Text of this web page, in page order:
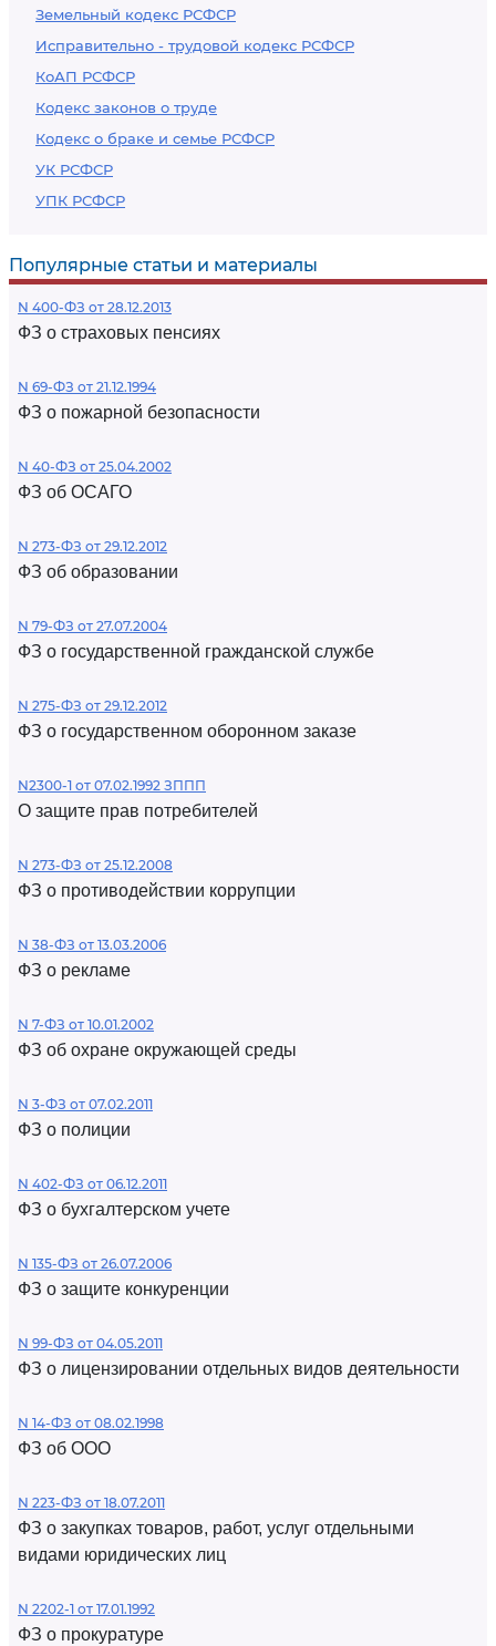
Земельный кодекс РСФСР
Исправительно - трудовой кодекс РСФСР
КоАП РСФСР
Кодекс законов о труде
Кодекс о браке и семье РСФСР
УК РСФСР
УПК РСФСР
Популярные статьи и материалы
N 400-ФЗ от 28.12.2013
ФЗ о страховых пенсиях
N 69-ФЗ от 21.12.1994
ФЗ о пожарной безопасности
N 40-ФЗ от 25.04.2002
ФЗ об ОСАГО
N 273-ФЗ от 29.12.2012
ФЗ об образовании
N 79-ФЗ от 27.07.2004
ФЗ о государственной гражданской службе
N 275-ФЗ от 29.12.2012
ФЗ о государственном оборонном заказе
N2300-1 от 07.02.1992 ЗППП
О защите прав потребителей
N 273-ФЗ от 25.12.2008
ФЗ о противодействии коррупции
N 38-ФЗ от 13.03.2006
ФЗ о рекламе
N 7-ФЗ от 10.01.2002
ФЗ об охране окружающей среды
N 3-ФЗ от 07.02.2011
ФЗ о полиции
N 402-ФЗ от 06.12.2011
ФЗ о бухгалтерском учете
N 135-ФЗ от 26.07.2006
ФЗ о защите конкуренции
N 99-ФЗ от 04.05.2011
ФЗ о лицензировании отдельных видов деятельности
N 14-ФЗ от 08.02.1998
ФЗ об ООО
N 223-ФЗ от 18.07.2011
ФЗ о закупках товаров, работ, услуг отдельными
видами юридических лиц
N 2202-1 от 17.01.1992
ФЗ о прокуратуре